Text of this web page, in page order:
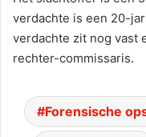
verdachte is een 20-
verdachte zit nog vast
rechter-commissaris.
Forensische